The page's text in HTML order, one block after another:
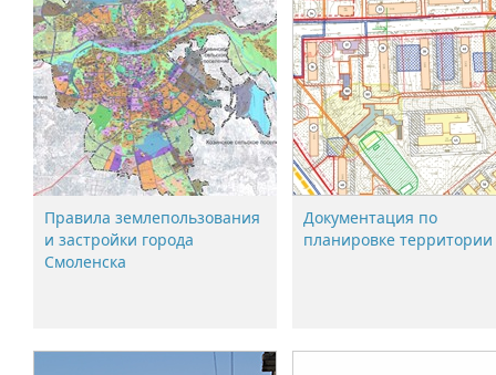
Правила землепользования
и застройки города
Смоленска
Документация по
планировке территории